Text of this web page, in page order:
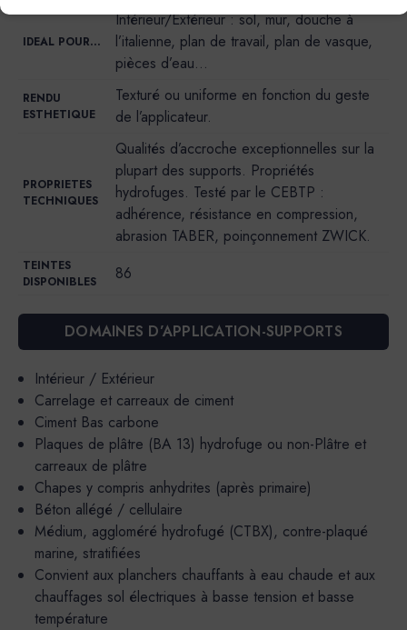
IDEAL POUR…
Intérieur/Extérieur : sol, mur, douche à
l’italienne, plan de travail, plan de vasque,
pièces d’eau…
RENDU
ESTHETIQUE
Texturé ou uniforme en fonction du geste
de l’applicateur.
PROPRIETES
TECHNIQUES
Qualités d’accroche exceptionnelles sur la
plupart des supports. Propriétés
hydrofuges. Testé par le CEBTP :
adhérence, résistance en compression,
abrasion TABER, poinçonnement ZWICK.
TEINTES
DISPONIBLES
86
DOMAINES D’APPLICATION-SUPPORTS
Intérieur / Extérieur
Carrelage et carreaux de ciment
Ciment Bas carbone
Plaques de plâtre (BA 13) hydrofuge ou non-Plâtre et
carreaux de plâtre
Chapes y compris anhydrites (après primaire)
Béton allégé / cellulaire
Médium, aggloméré hydrofugé (CTBX), contre-plaqué
marine, stratifiées
Convient aux planchers chauffants à eau chaude et aux
chauffages sol électriques à basse tension et basse
température